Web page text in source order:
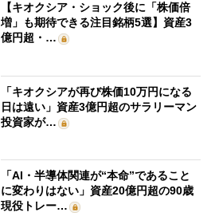
【キオクシア・ショック後に「株価倍
増」も期待できる注目銘柄5選】資産3
億円超・…
「キオクシアが再び株価10万円になる
日は遠い」資産3億円超のサラリーマン
投資家が…
「AI・半導体関連が“本命”であること
に変わりはない」資産20億円超の90歳
現役トレー…